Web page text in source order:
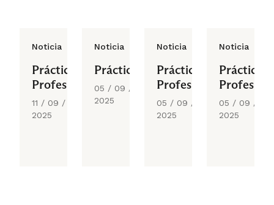
Noticia
Práctica
Profesional
11 / 09 /
2025
Noticia
Práctica
05 / 09 /
2025
Noticia
Práctica
Profesional
05 / 09 /
2025
Noticia
Práctica
05 / 09 /
2025